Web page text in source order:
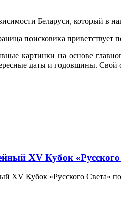
Беларуси, который в
поисковика
картинки на основе
даты и годовщины.
XV Кубок
XV Кубок «Русского Света»